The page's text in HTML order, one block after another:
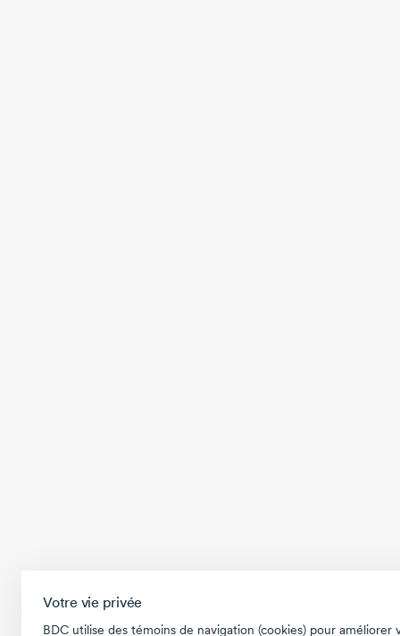
Votre vie privée
BDC utilise des témoins de navigation (cookies) pour améliorer